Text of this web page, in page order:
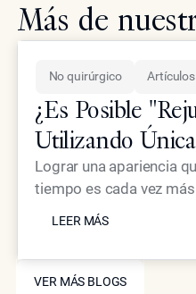
Más de
VER MÁS BLOGS
VER MÁS BLOGS
No quirúrgico Artículos
¿Es Posible
Utilizando
Tratamientos
Lograr una apariencia
tiempo es cada vez
sofisticadas
Epione Beverly Hills. Al
rejuvenecimiento con
LEER MÁS
LEER MÁS